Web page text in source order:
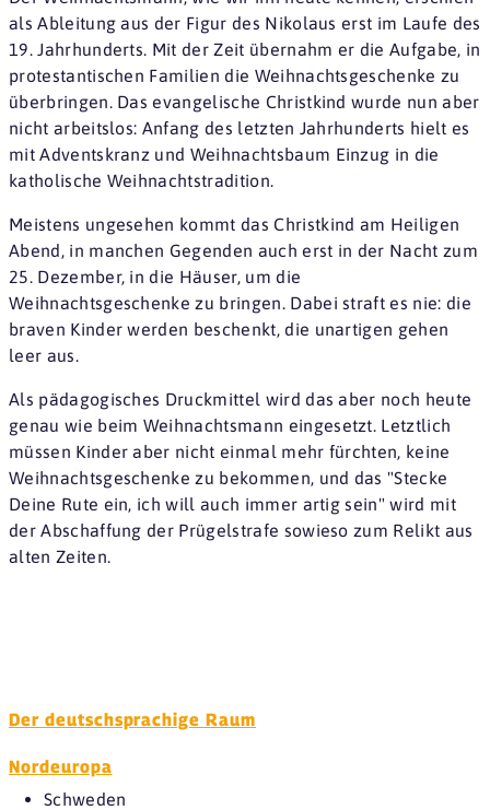
als Ableitung aus der Figur des Nikolaus erst im Laufe des
19. Jahrhunderts. Mit der Zeit übernahm er die Aufgabe, in
protestantischen Familien die Weihnachtsgeschenke zu
überbringen. Das evangelische Christkind wurde nun aber
nicht arbeitslos: Anfang des letzten Jahrhunderts hielt es
mit Adventskranz und Weihnachtsbaum Einzug in die
katholische Weihnachtstradition.
Meistens ungesehen kommt das Christkind am Heiligen
Abend, in manchen Gegenden auch erst in der Nacht zum
25. Dezember, in die Häuser, um die
Weihnachtsgeschenke zu bringen. Dabei straft es nie: die
braven Kinder werden beschenkt, die unartigen gehen
leer aus.
Als pädagogisches Druckmittel wird das aber noch heute
genau wie beim Weihnachtsmann eingesetzt. Letztlich
müssen Kinder aber nicht einmal mehr fürchten, keine
Weihnachtsgeschenke zu bekommen, und das "Stecke
Deine Rute ein, ich will auch immer artig sein" wird mit
der Abschaffung der Prügelstrafe sowieso zum Relikt aus
alten Zeiten.
Der deutschsprachige Raum
Nordeuropa
Schweden